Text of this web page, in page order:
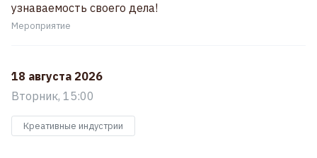
узнаваемость своего дела!
Мероприятие
18 августа 2026
Вторник, 15:00
Креативные индустрии